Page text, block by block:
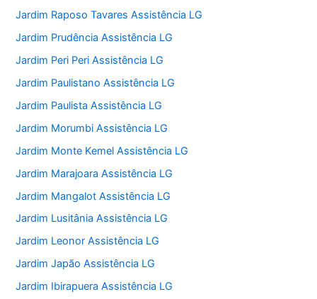
Jardim Raposo Tavares Assistência LG
Jardim Prudência Assistência LG
Jardim Peri Peri Assistência LG
Jardim Paulistano Assistência LG
Jardim Paulista Assistência LG
Jardim Morumbi Assistência LG
Jardim Monte Kemel Assistência LG
Jardim Marajoara Assistência LG
Jardim Mangalot Assistência LG
Jardim Lusitânia Assistência LG
Jardim Leonor Assistência LG
Jardim Japão Assistência LG
Jardim Ibirapuera Assistência LG